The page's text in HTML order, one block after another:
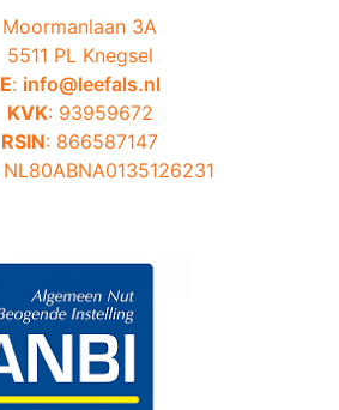
Moormanlaan 3A
5511 PL Knegsel
E: info@leefals.nl
KVK: 93959672
RSIN: 866587147
NL80ABNA0135126231